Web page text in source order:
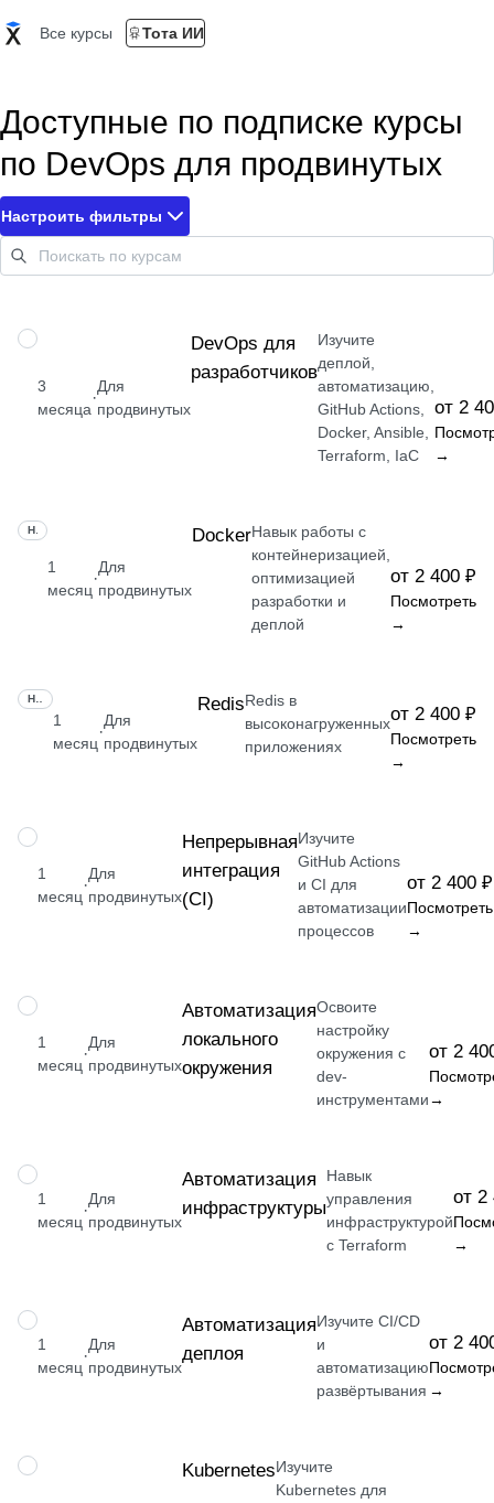
Все курсы Тота ИИ
Доступные по подписке курсы
по DevOps для продвинутых
Настроить фильтры
ПРОФЕССИЯ
3
месяца
·
Для
продвинутых
DevOps для
разработчиков
Изучите
деплой,
автоматизацию,
GitHub Actions,
Docker, Ansible,
Terraform, IaC
от 2
→
НАВЫК
1
месяц
·
Для
продвинутых
DockerНавык работы с
контейнеризацией,
оптимизацией
разработки и
деплой
от 2 400 ₽
Посмотреть
→
1
месяц
·
Для
продвинутых
RedisRedis в
высоконагруженных
приложениях
от 2 400 ₽
Посмотреть
→
НАВЫК
1
месяц
·
Для
продвинутых
Непрерывная
интеграция
(CI)
Изучите
GitHub Actions
и CI для
автоматизации
процессов
от 2 400 ₽
Посмотреть
→
НАВЫК
1
месяц
·
Для
продвинутых
Автоматизация
локального
окружения
Освоите
настройку
окружения с
dev-
инструментами
от 2
→
НАВЫК
1
месяц
·
Для
продвинутых
Автоматизация
инфраструктуры
Навык
управления
инфраструктурой
с Terraform
от 2
→
НАВЫК
1
месяц
·
Для
продвинутых
Автоматизация
деплоя
Изучите CI/CD
и
автоматизацию
развёртывания
от 2
→
НАВЫК KubernetesИзучите
Kubernetes для